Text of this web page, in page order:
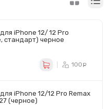
iPhone 12/ 12 Pro
стандарт) черное
100
iPhone 12/12 Pro Remax
(черное)